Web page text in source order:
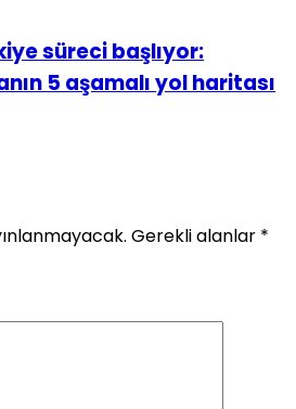
süreci başlıyor:
5 aşamalı yol haritası
Gerekli alanlar *